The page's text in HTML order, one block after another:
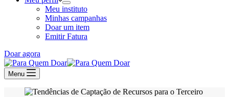
Meu instituto
Minhas campanhas
Doar um item
Emitir Fatura
Doar agora
Menu